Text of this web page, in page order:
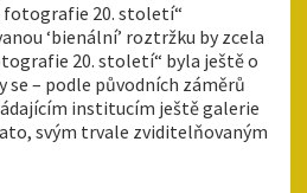
fotografie 20. století“
‘bienální’ roztržku by zcela
20. století“ byla ještě o
se – podle původních záměrů
institucím ještě galerie
svým trvale zviditelňovaným